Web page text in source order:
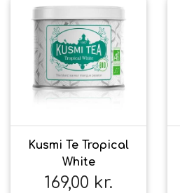
Kusmi Te Tropical
White
169,00 kr.